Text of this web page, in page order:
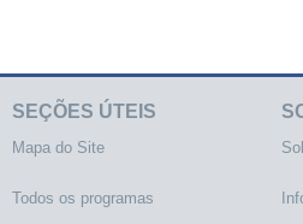
SEÇÕES ÚTEIS
Mapa do Site
Todos os programas